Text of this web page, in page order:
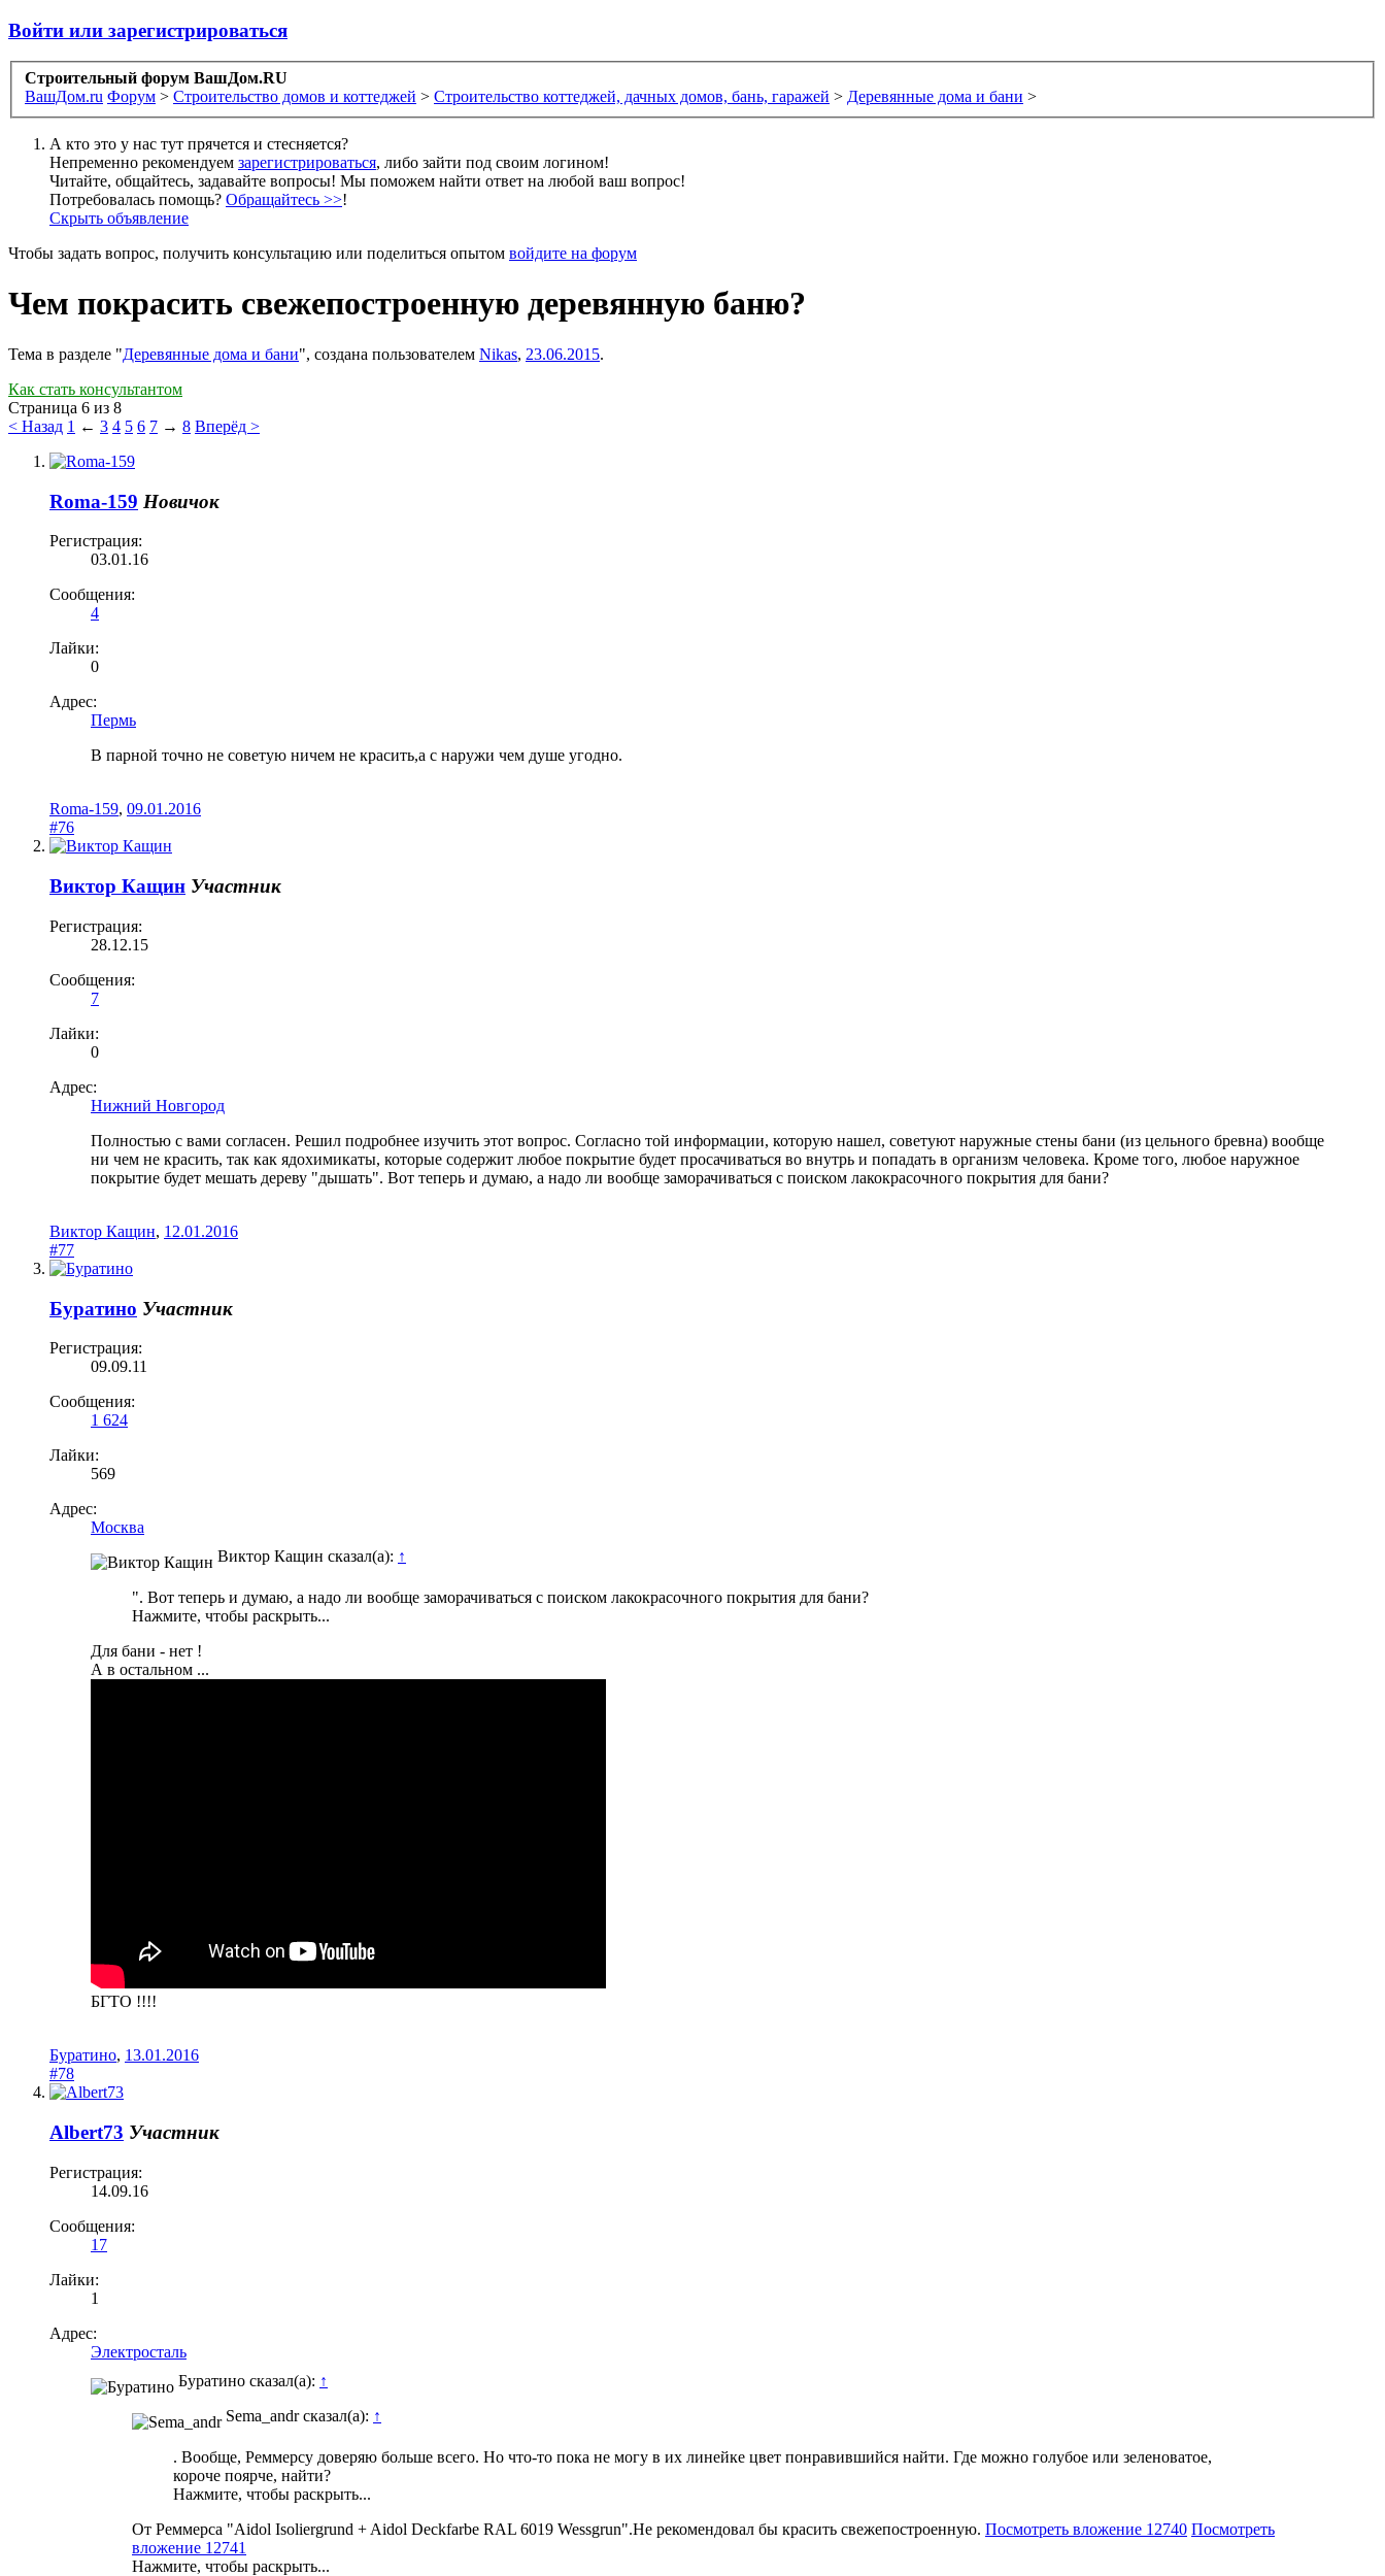
Войти или зарегистрироваться
Строительный форум ВашДом.RU
ВашДом.ru Форум > Строительство домов и коттеджей > Строительство коттеджей, дачных домов, бань, гаражей > Деревянные дома и бани >
А кто это у нас тут прячется и стесняется?
Непременно рекомендуем зарегистрироваться, либо зайти под своим логином!
Читайте, общайтесь, задавайте вопросы! Мы поможем найти ответ на любой ваш вопрос!
Потребовалась помощь? Обращайтесь >>!
Скрыть объявление
Чтобы задать вопрос, получить консультацию или поделиться опытом войдите на форум
Чем покрасить свежепостроенную деревянную баню?
Тема в разделе "Деревянные дома и бани", создана пользователем Nikas, 23.06.2015.
Как стать консультантом
Страница 6 из 8
< Назад 1 ← 3 4 5 6 7 → 8 Вперёд >
Roma-159 Новичок
Регистрация:
03.01.16
Сообщения:
4
Лайки:
0
Адрес:
Пермь
В парной точно не советую ничем не красить,а с наружи чем душе угодно.
Roma-159, 09.01.2016
#76
Виктор Кащин Участник
Регистрация:
28.12.15
Сообщения:
7
Лайки:
0
Адрес:
Нижний Новгород
Полностью с вами согласен. Решил подробнее изучить этот вопрос. Согласно той информации, которую нашел, советуют наружные стены бани (из цельного бревна) вообще
ни чем не красить, так как ядохимикаты, которые содержит любое покрытие будет просачиваться во внутрь и попадать в организм человека. Кроме того, любое наружное
покрытие будет мешать дереву "дышать". Вот теперь и думаю, а надо ли вообще заморачиваться с поиском лакокрасочного покрытия для бани?
Виктор Кащин, 12.01.2016
#77
Буратино Участник
Регистрация:
09.09.11
Сообщения:
1 624
Лайки:
569
Адрес:
Москва
Виктор Кащин сказал(а): ↑
". Вот теперь и думаю, а надо ли вообще заморачиваться с поиском лакокрасочного покрытия для бани?
Нажмите, чтобы раскрыть...
Для бани - нет !
А в остальном ...
БГТО !!!!
Буратино, 13.01.2016
#78
Albert73 Участник
Регистрация:
14.09.16
Сообщения:
17
Лайки:
1
Адрес:
Электросталь
Буратино сказал(а): ↑
Sema_andr сказал(а): ↑
. Вообще, Реммерсу доверяю больше всего. Но что-то пока не могу в их линейке цвет понравившийся найти. Где можно голубое или зеленоватое,
короче поярче, найти?
Нажмите, чтобы раскрыть...
От Реммерса "Aidol Isoliergrund + Aidol Deckfarbe RAL 6019 Wessgrun".Не рекомендовал бы красить свежепостроенную. Посмотреть вложение 12740 Посмотреть
вложение 12741
Нажмите, чтобы раскрыть...